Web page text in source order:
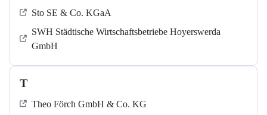
Sto SE & Co. KGaA
SWH Städtische Wirtschaftsbetriebe Hoyerswerda
GmbH
T
Theo Förch GmbH & Co. KG